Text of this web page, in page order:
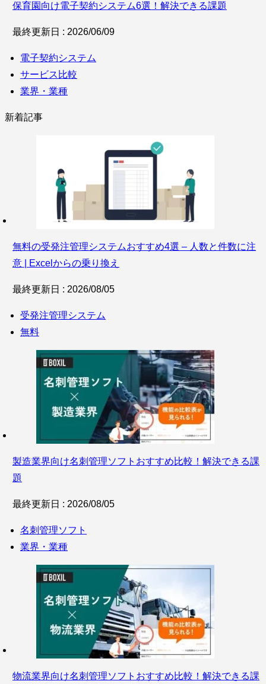
保育園向け電子契約システム6選！解決できる課題
最終更新日 : 2026/06/09
電子契約システム
サービス比較
業界・業種
新着記事
無料の受発注管理システムおすすめ4選 – 人数と件数に注
意 | Excelからの乗り換え
最終更新日 : 2026/08/05
受発注管理システム
無料
製造業界向け名刺管理ソフトおすすめ比較！解決できる課
題
最終更新日 : 2026/08/05
名刺管理ソフト
業界・業種
物流業界向け名刺管理ソフトおすすめ比較！解決できる課